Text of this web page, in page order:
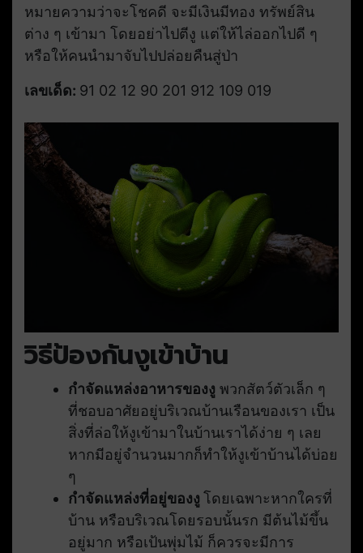
หมายความว่าจะโชคดี จะมีเงินมีทอง ทรัพย์สิน
ต่าง ๆ เข้ามา โดยอย่าไปตีงู แต่ให้ไล่ออกไปดี ๆ
หรือให้คนนำมาจับไปปล่อยคืนสู่ป่า
เลขเด็ด: 91 02 12 90 201 912 109 019
วิธีป้องกันงูเข้าบ้าน
กำจัดแหล่งอาหารของงู พวกสัตว์ตัวเล็ก ๆ
ที่ชอบอาศัยอยู่บริเวณบ้านเรือนของเรา เป็น
สิ่งที่ล่อให้งูเข้ามาในบ้านเราได้ง่าย ๆ เลย
หากมีอยู่จำนวนมากก็ทำให้งูเข้าบ้านได้บ่อย
ๆ
กำจัดแหล่งที่อยู่ของงู โดยเฉพาะหากใครที่
บ้าน หรือบริเวณโดยรอบนั้นรก มีต้นไม้ขึ้น
อยู่มาก หรือเป้นพุ่มไม้ ก็ควรจะมีการ